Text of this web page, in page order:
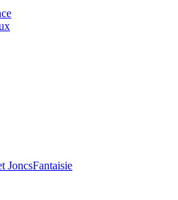
JoncsFantaisie